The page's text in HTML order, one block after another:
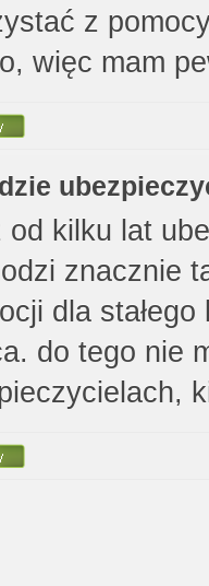
z
więc mam
od kilku lat
znacznie
dla
do tego nie